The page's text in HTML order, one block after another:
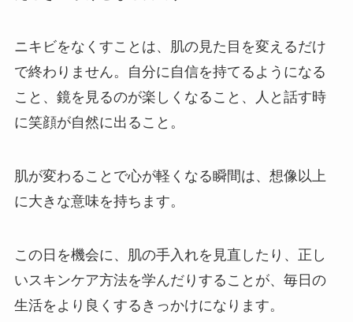
ニキビをなくすことは、肌の見た目を変えるだけ
で終わりません。自分に自信を持てるようになる
こと、鏡を見るのが楽しくなること、人と話す時
に笑顔が自然に出ること。
肌が変わることで心が軽くなる瞬間は、想像以上
に大きな意味を持ちます。
この日を機会に、肌の手入れを見直したり、正し
いスキンケア方法を学んだりすることが、毎日の
生活をより良くするきっかけになります。